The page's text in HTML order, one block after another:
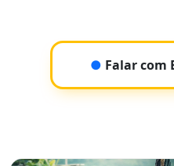
● Falar com